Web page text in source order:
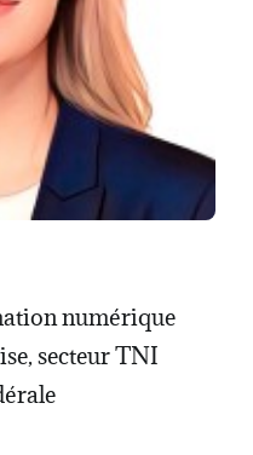
numérique
secteur TNI